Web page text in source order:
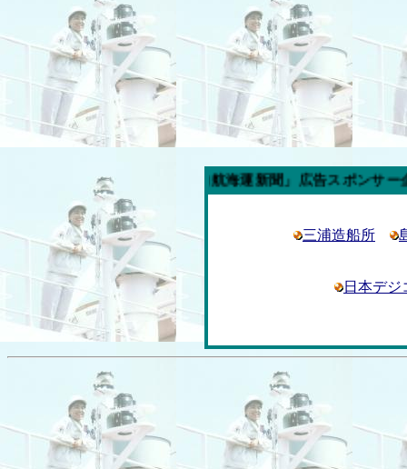
今週の「内航海運新聞」広告スポンサー企業
三浦造船所
日本デジ